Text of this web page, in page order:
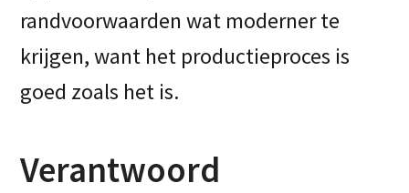
randvoorwaarden wat moderner te
krijgen, want het productieproces is
goed zoals het is.
Verantwoord